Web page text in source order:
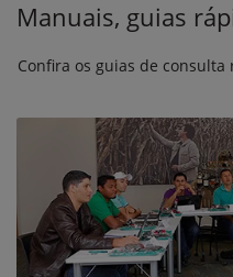
Manuais, guias
Confira os guias de